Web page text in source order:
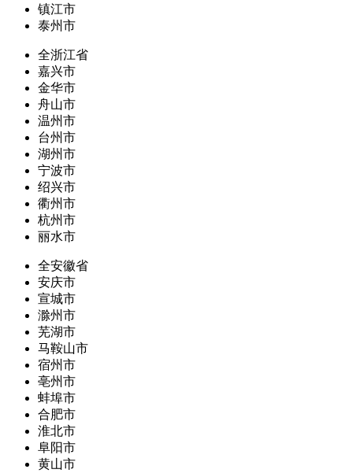
镇江市
泰州市
全浙江省
嘉兴市
金华市
舟山市
温州市
台州市
湖州市
宁波市
绍兴市
衢州市
杭州市
丽水市
全安徽省
安庆市
宣城市
滁州市
芜湖市
马鞍山市
宿州市
亳州市
蚌埠市
合肥市
淮北市
阜阳市
黄山市